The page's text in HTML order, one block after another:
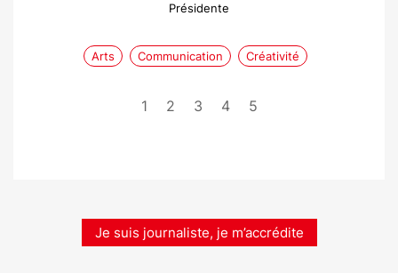
Présidente
Arts Communication Créativité
1 2 3 4 5
Je suis journaliste, je m’accrédite